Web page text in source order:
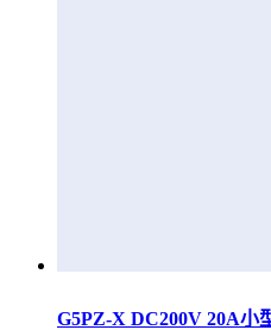
G5PZ-X DC200V 20A小